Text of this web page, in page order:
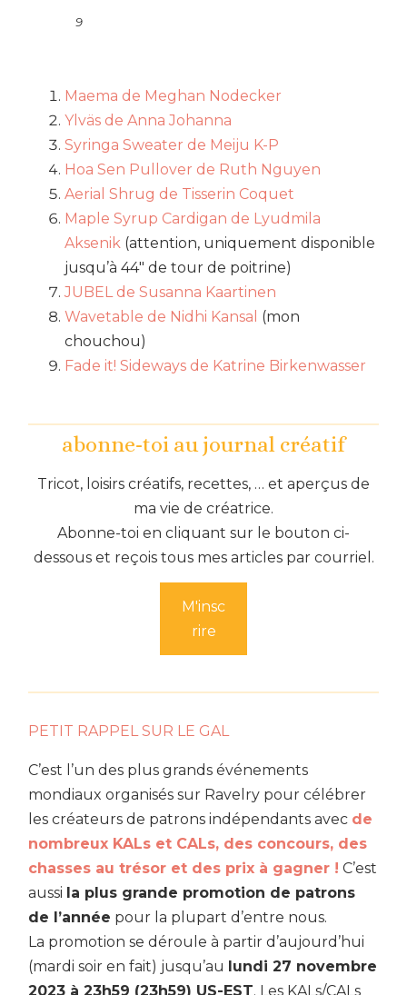
9
Maema de Meghan Nodecker
Ylväs de Anna Johanna
Syringa Sweater de Meiju K-P
Hoa Sen Pullover de Ruth Nguyen
Aerial Shrug de Tisserin Coquet
Maple Syrup Cardigan de Lyudmila
Aksenik (attention, uniquement disponible
jusqu’à 44″ de tour de poitrine)
JUBEL de Susanna Kaartinen
Wavetable de Nidhi Kansal (mon
chouchou)
Fade it! Sideways de Katrine Birkenwasser
abonne-toi au journal créatif
Tricot, loisirs créatifs, recettes, … et aperçus de
ma vie de créatrice.
Abonne-toi en cliquant sur le bouton ci-
dessous et reçois tous mes articles par courriel.
M'insc
rire
PETIT RAPPEL SUR LE GAL
C’est l’un des plus grands événements
mondiaux organisés sur Ravelry pour célébrer
les créateurs de patrons indépendants avec de
nombreux KALs et CALs, des concours, des
chasses au trésor et des prix à gagner ! C’est
aussi la plus grande promotion de patrons
de l’année pour la plupart d’entre nous.
La promotion se déroule à partir d’aujourd’hui
(mardi soir en fait) jusqu’au lundi 27 novembre
2023 à 23h59 (23h59) US-EST. Les KALs/CALs